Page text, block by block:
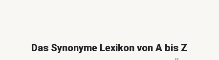
Das Synonyme Lexikon von A bis Z